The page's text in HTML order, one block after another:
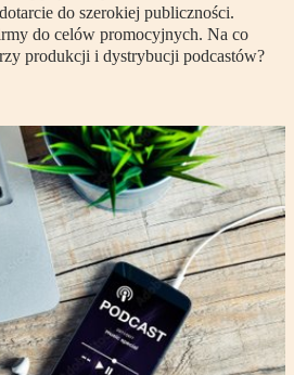
do szerokiej publiczności.
do celów promocyjnych. Na co
produkcji i dystrybucji podcastów?